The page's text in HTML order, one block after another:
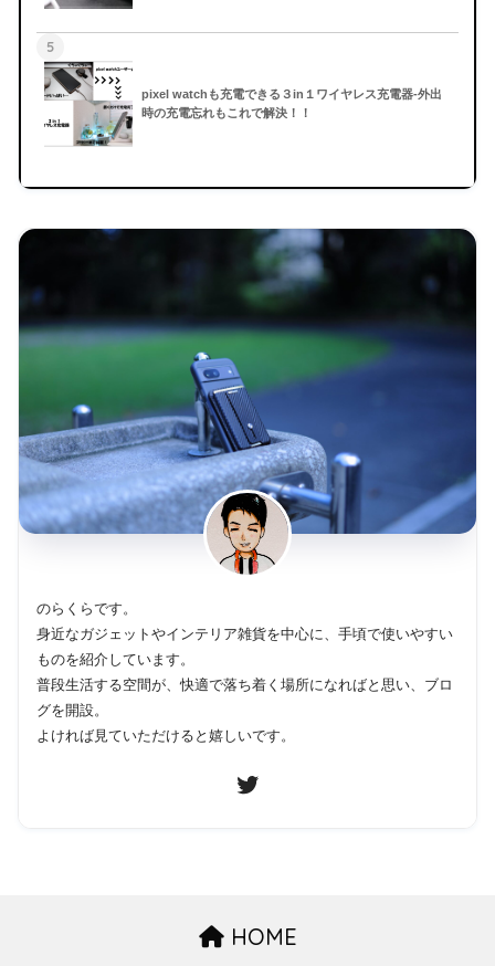
5
pixel watchも充電できる３in１ワイヤレス充電器-外出
時の充電忘れもこれで解決！！
のらくらです。
身近なガジェットやインテリア雑貨を中心に、手頃で使いやすい
ものを紹介しています。
普段生活する空間が、快適で落ち着く場所になればと思い、ブロ
グを開設。
よければ見ていただけると嬉しいです。
HOME